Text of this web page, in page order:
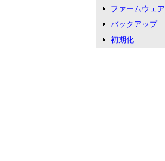
ファームウェア
バックアップ
初期化